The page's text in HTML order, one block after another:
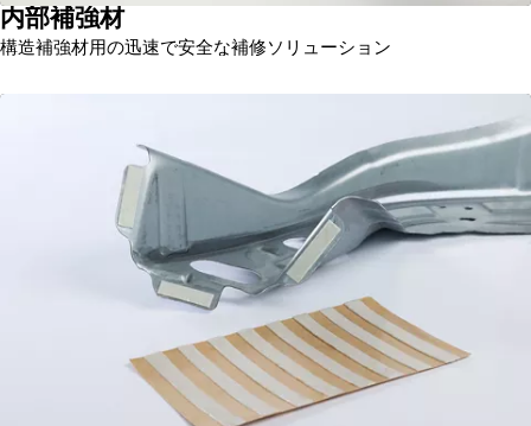
内部補強材
構造補強材用の迅速で安全な補修ソリューション